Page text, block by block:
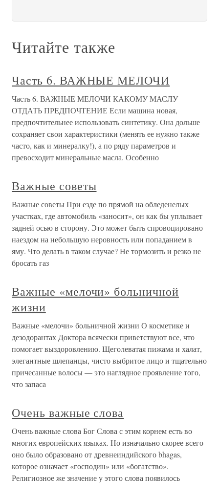
Читайте также
Часть 6. ВАЖНЫЕ МЕЛОЧИ
Часть 6. ВАЖНЫЕ МЕЛОЧИ КАКОМУ МАСЛУ
ОТДАТЬ ПРЕДПОЧТЕНИЕ Если машина новая,
предпочтительнее использовать синтетику. Она дольше
сохраняет свои характеристики (менять ее нужно также
часто, как и минералку!), а по ряду параметров и
превосходит минеральные масла. Особенно
Важные советы
Важные советы При езде по прямой на обледенелых
участках, где автомобиль «заносит», он как бы уплывает
задней осью в сторону. Это может быть спровоцировано
наездом на небольшую неровность или попаданием в
яму. Что делать в таком случае? Не тормозить и резко не
бросать газ
Важные «мелочи» больничной
жизни
Важные «мелочи» больничной жизни О косметике и
дезодорантах Доктора всячески приветствуют все, что
помогает выздоровлению. Щеголеватая пижама и халат,
элегантные шлепанцы, чисто выбритое лицо и тщательно
причесанные волосы — это наглядное проявление того,
что запаса
Очень важные слова
Очень важные слова Бог Слова с этим корнем есть во
многих европейских языках. Но изначально скорее всего
оно было образовано от древнеиндийского bhagas,
которое означает «господин» или «богатство».
Религиозное же значение у этого слова появилось